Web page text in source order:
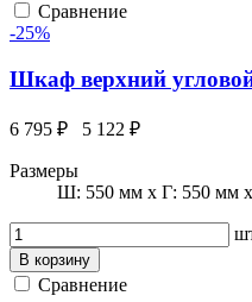
Сравнение
-25%
Шкаф верхний
6 795 ₽ 5 122 ₽
Размеры
Ш: 550 мм x Г: 550 мм
В корзину
Сравнение